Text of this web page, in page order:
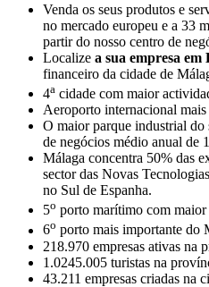
Venda os seus produtos e
no mercado europeu e a 33
partir do nosso centro de
Localize a sua empresa em
financeiro da cidade de
4a cidade com maior
Aeroporto internacional
O maior parque industrial
de negócios médio anual de
Málaga concentra 50% das
sector das Novas
no Sul de Espanha.
5o porto marítimo com maior
6o porto mais importante do
218.970 empresas ativas na
1.0245.005 turistas na
43.211 empresas criadas na